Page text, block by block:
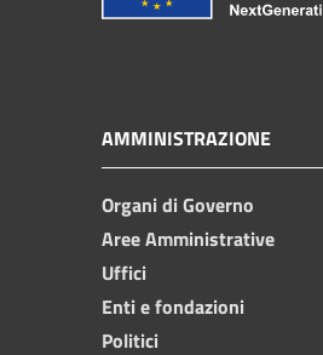
AMMINISTRAZIONE
Organi di Governo
Aree Amministrative
Uffici
Enti e fondazioni
Politici